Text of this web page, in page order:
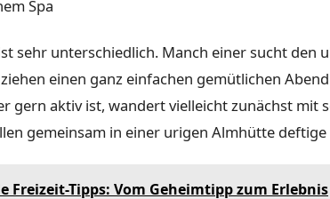
Spa
sehr unterschiedlich. Manch einer sucht den
einen ganz einfachen gemütlichen
gern aktiv ist, wandert vielleicht zunächst mit
gemeinsam in einer urigen Almhütte
Freizeit-Tipps: Vom Geheimtipp zum Erlebnis